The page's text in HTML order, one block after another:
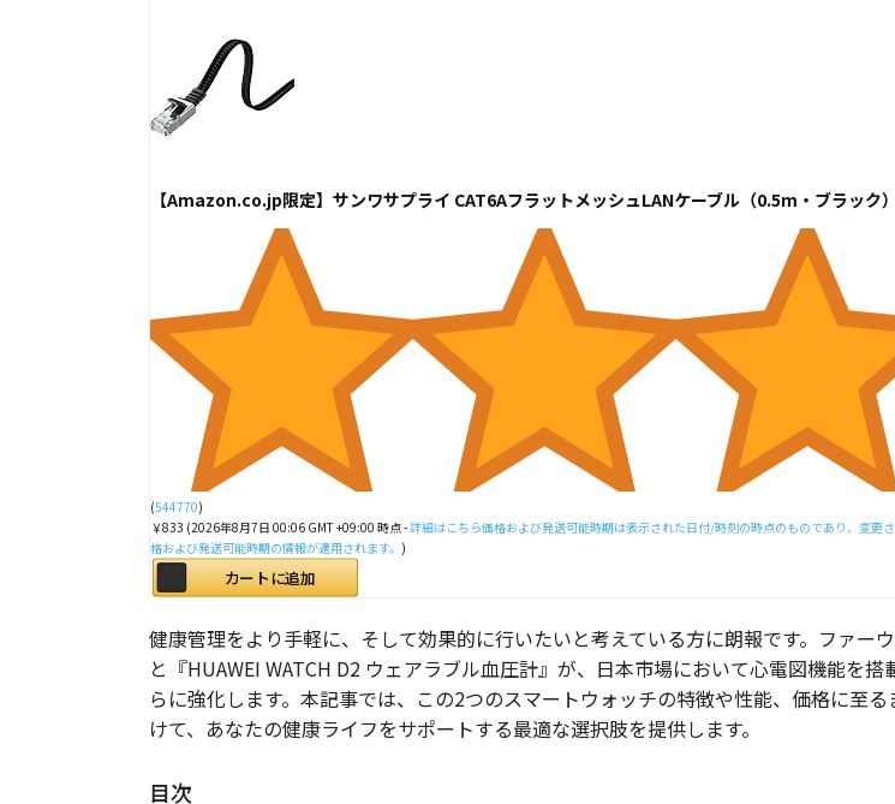
【Amazon.co.jp限定】サンワサプライ CAT6AフラットメッシュLANケーブル（0.5m・ブラック
(544770)
￥833 (2026年8月7日 00:06 GMT +09:00 時点 -詳細はこちら価格および発送可能時期は表示された日付/時刻の時点のものであり、変更
格および発送可能時期の情報が適用されます。 )
カートに追加
健康管理をより手軽に、そして効果的に行いたいと考えている方に朗報です。ファー
と『HUAWEI WATCH D2 ウェアラブル血圧計』が、日本市場において心電図機能を
らに強化します。本記事では、この2つのスマートウォッチの特徴や性能、価格に至
けて、あなたの健康ライフをサポートする最適な選択肢を提供します。
目次